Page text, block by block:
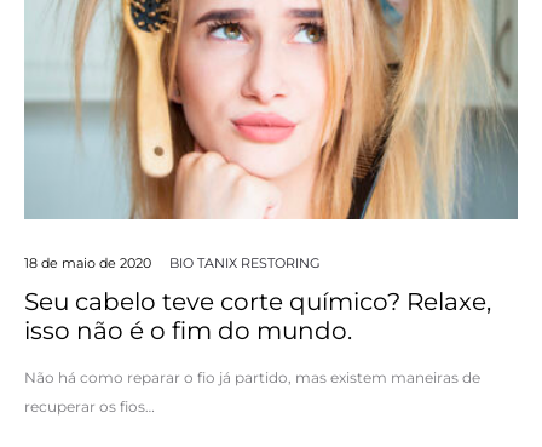
18 de maio de 2020 BIO TANIX RESTORING
Seu cabelo teve corte químico? Relaxe,
isso não é o fim do mundo.
Não há como reparar o fio já partido, mas existem maneiras de
recuperar os fios…